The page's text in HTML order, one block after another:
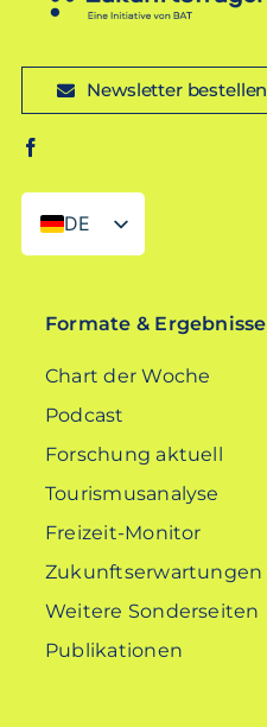
Newsletter bestellen
DE
EN
Formate & Ergebnisse
Chart der Woche
Podcast
Forschung aktuell
Tourismusanalyse
Freizeit-Monitor
Zukunftserwartungen
Weitere Sonderseiten
Publikationen